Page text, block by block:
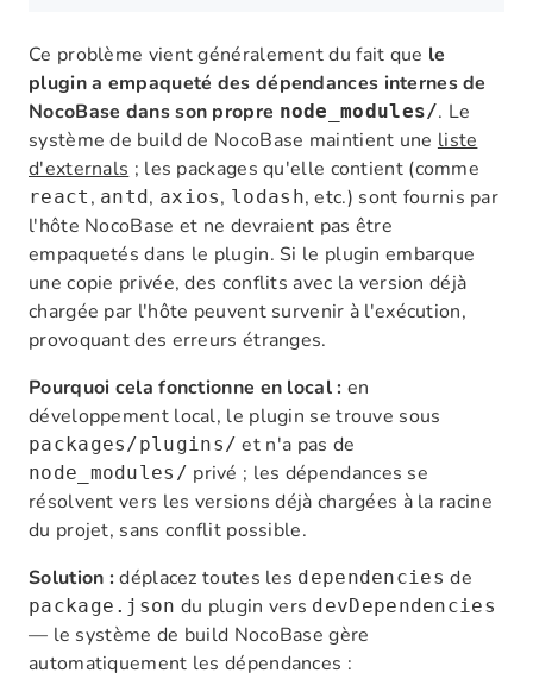
Ce problème vient généralement du fait que le
plugin a empaqueté des dépendances internes de
NocoBase dans son propre node_modules/. Le
système de build de NocoBase maintient une liste
d'externals; les packages qu'elle contient (comme
react , antd , axios, lodash, etc.) sont fournis par
l'hôte NocoBase et ne devraient pas être
empaquetés dans le plugin. Si le plugin embarque
une copie privée, des conflits avec la version déjà
chargée par l'hôte peuvent survenir à l'exécution,
provoquant des erreurs étranges.
Pourquoi cela fonctionne en local : en
développement local, le plugin se trouve sous
packages/plugins/ et n'a pas de
node_modules/ privé ; les dépendances se
résolvent vers les versions déjà chargées à la racine
du projet, sans conflit possible.
Solution :déplacez toutes les dependencies de
package.json du plugin vers devDependencies
— le système de build NocoBase gère
automatiquement les dépendances :